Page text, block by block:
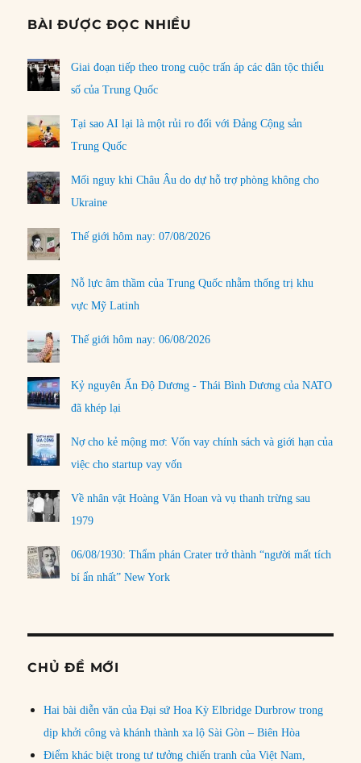
BÀI ĐƯỢC ĐỌC NHIỀU
Giai đoạn tiếp theo trong cuộc trấn áp các dân tộc thiểu
số của Trung Quốc
Tại sao AI lại là một rủi ro đối với Đảng Cộng sản
Trung Quốc
Mối nguy khi Châu Âu do dự hỗ trợ phòng không cho
Ukraine
Thế giới hôm nay: 07/08/2026
Nỗ lực âm thầm của Trung Quốc nhằm thống trị khu
vực Mỹ Latinh
Thế giới hôm nay: 06/08/2026
Kỷ nguyên Ấn Độ Dương - Thái Bình Dương của NATO
đã khép lại
Nợ cho kẻ mộng mơ: Vốn vay chính sách và giới hạn của
việc cho startup vay vốn
Về nhân vật Hoàng Văn Hoan và vụ thanh trừng sau
1979
06/08/1930: Thẩm phán Crater trở thành “người mất tích
bí ẩn nhất” New York
CHỦ ĐỀ MỚI
Hai bài diễn văn của Đại sứ Hoa Kỳ Elbridge Durbrow trong
dịp khởi công và khánh thành xa lộ Sài Gòn – Biên Hòa
Điểm khác biệt trong tư tưởng chiến tranh của Việt Nam,